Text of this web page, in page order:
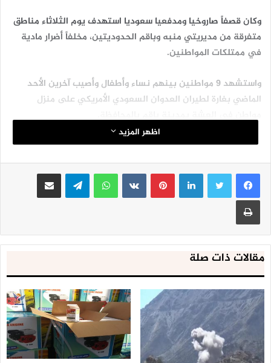
وكان قصفاً صاروخيا ومدفعيا سعوديا استهدف يوم الثلاثاء مناطق
متفرقة من مديريتي منبه وباقم الحدوديتين، مخلفاً أضرار مادية
في ممتلكات المواطنين.
واستشهد 9 مواطنين بينهم نساء وأطفال وأصيب آخرين الأحد
الماضي بغارة لطيران العدوان السعودي الأمريكي على منزل
اظهر المزيد
لينكدإنبينتيريست واتساب تيلقرام مشاركة عبر البريد
طباعة
مقالات ذات صلة